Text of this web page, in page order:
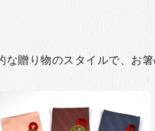
贈り物のスタイルで、お